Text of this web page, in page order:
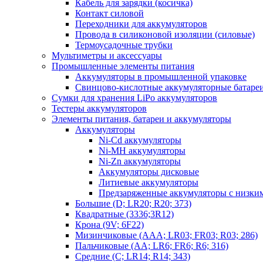
Кабель для зарядки (косичка)
Контакт силовой
Переходники для аккумуляторов
Провода в силиконовой изоляции (силовые)
Термоусадочные трубки
Мультиметры и аксессуары
Промышленные элементы питания
Аккумуляторы в промышленной упаковке
Свинцово-кислотные аккумуляторные
Сумки для хранения LiPo аккумуляторов
Тестеры аккумуляторов
Элементы питания, батареи и аккумуляторы
Аккумуляторы
Ni-Cd аккумуляторы
Ni-MH аккумуляторы
Ni-Zn аккумуляторы
Аккумуляторы дисковые
Литиевые аккумуляторы
Предзаряженные аккумуляторы с
Большие (D; LR20; R20; 373)
Квадратные (3336;3R12)
Крона (9V; 6F22)
Мизинчиковые (AAA; LR03; FR03; R03; 286)
Пальчиковые (AA; LR6; FR6; R6; 316)
Средние (C; LR14; R14; 343)